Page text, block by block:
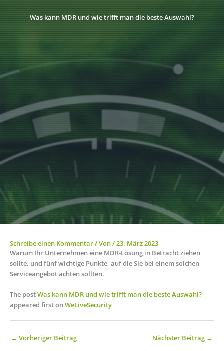
Was kann MDR und wie trifft man die beste Auswahl?
Schreibe einen Kommentar/ Von/23. März 2023
Warum Ihr Unternehmen eine MDR-Lösung in Betracht ziehen
sollte, und fünf wichtige Punkte, auf die Sie bei einem solchen
Serviceangebot achten sollten.
The postWas kann MDR und wie trifft man die beste Auswahl?
appeared first onWeLiveSecurity
← Vorheriger Beitrag Nächster Beitrag →